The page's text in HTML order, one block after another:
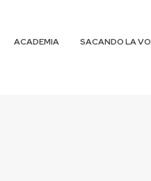
ACADEMIA
SACANDO LA